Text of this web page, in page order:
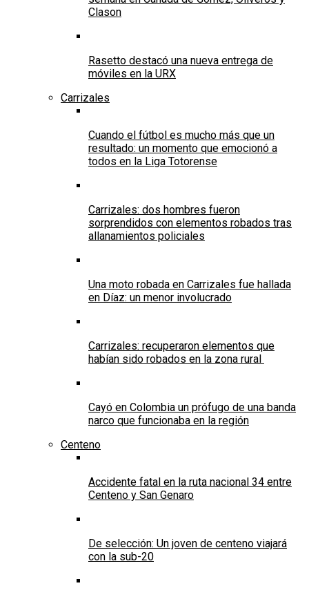
Clason
Rasetto destacó una nueva entrega de
móviles en la URX
Carrizales
Cuando el fútbol es mucho más que un
resultado: un momento que emocionó a
todos en la Liga Totorense
Carrizales: dos hombres fueron
sorprendidos con elementos robados tras
allanamientos policiales
Una moto robada en Carrizales fue hallada
en Díaz: un menor involucrado
Carrizales: recuperaron elementos que
habían sido robados en la zona rural
Cayó en Colombia un prófugo de una banda
narco que funcionaba en la región
Centeno
Accidente fatal en la ruta nacional 34 entre
Centeno y San Genaro
De selección: Un joven de centeno viajará
con la sub-20